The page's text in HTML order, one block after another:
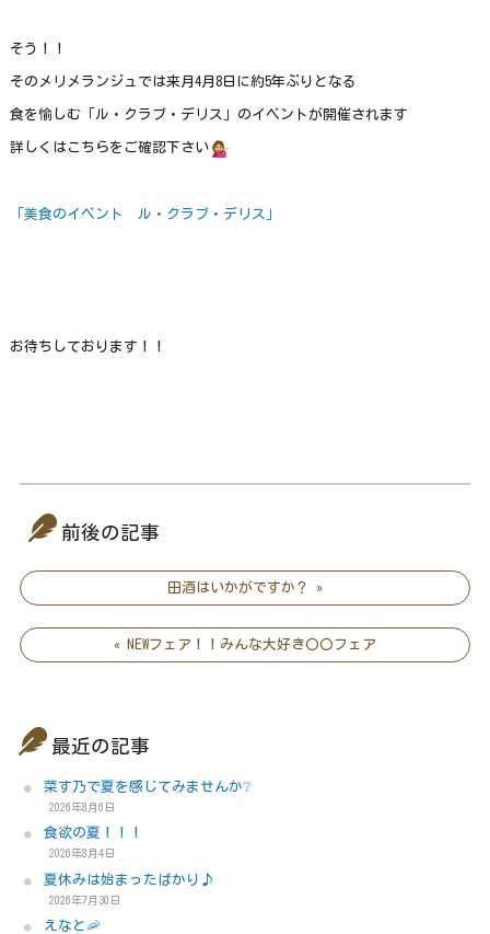
そう！！
そのメリメランジュでは来月4月8日に約5年ぶりとなる
食を愉しむ「ル・クラブ・デリス」のイベントが開催されます
詳しくはこちらをご確認下さい
「美食のイベント ル・クラブ・デリス」
お待ちしております！！
前後の記事
田酒はいかがですか？ »
« NEWフェア！！みんな大好き〇〇フェア
最近の記事
菜す乃で夏を感じてみませんか❔
2026年8月6日
食欲の夏！！！
2026年8月4日
夏休みは始まったばかり♪
2026年7月30日
えなと🦐